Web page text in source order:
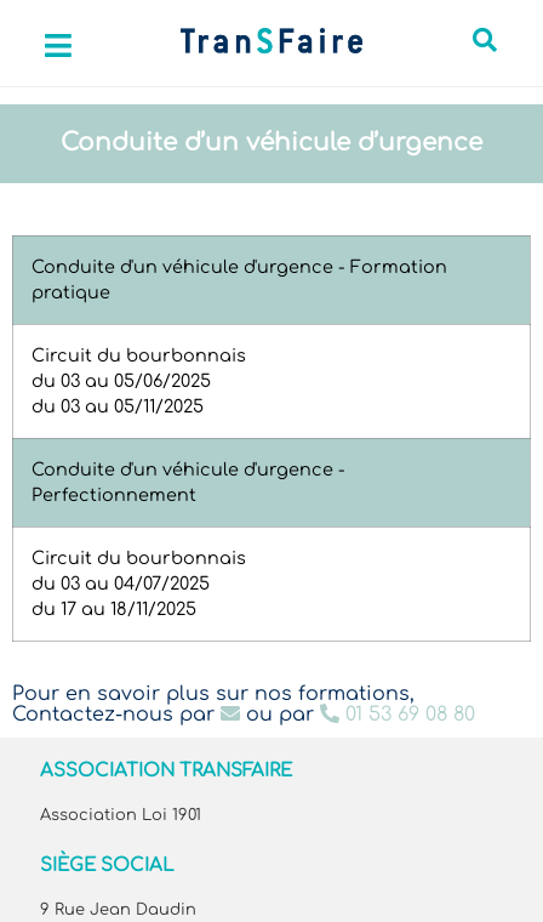
Conduite d’un véhicule d’urgence
Conduite d'un véhicule d'urgence - Formation
pratique
Circuit du bourbonnais
du 03 au 05/06/2025
du 03 au 05/11/2025
Conduite d'un véhicule d'urgence -
Perfectionnement
Circuit du bourbonnais
du 03 au 04/07/2025
du 17 au 18/11/2025
Pour en savoir plus sur nos formations,
Contactez-nous par
ou par 01 53 69 08 80
ASSOCIATION TRANSFAIRE
Association Loi 1901
SIÈGE SOCIAL
9 Rue Jean Daudin